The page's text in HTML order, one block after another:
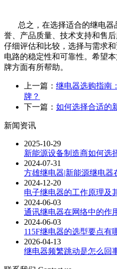
总之，在选择适合的继电
誉、产品质量、技术支持和售
仔细评估和比较，选择与需求
电路的稳定性和可靠性。希望
牌方面有所帮助。
上一篇： 继电器选购指南
牌？
下一篇： 如何选择合适的
新闻资讯
2025-10-29
新能源设备制造商如何选
2024-07-31
方雄继电器|新能源继电
2024-12-20
电子继电器的工作原理及
2024-06-03
通讯继电器在网络中的作
2024-06-03
115F继电器的选型要点有
2026-04-13
继电器频繁跳动是怎么回